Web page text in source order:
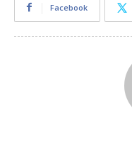
Facebook